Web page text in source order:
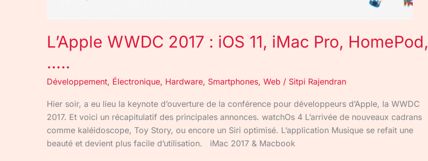
L’Apple WWDC 2017 : iOS 11, iMac Pro, HomePod,
…..
Développement, Électronique, Hardware, Smartphones, Web / Sitpi Rajendran
Hier soir, a eu lieu la keynote d’ouverture de la conférence pour développeurs d’Apple, la WWDC
2017. Et voici un récapitulatif des principales annonces. watchOs 4 L’arrivée de nouveaux cadrans
comme kaléidoscope, Toy Story, ou encore un Siri optimisé. L’application Musique se refait une
beauté et devient plus facile d’utilisation. iMac 2017 & Macbook